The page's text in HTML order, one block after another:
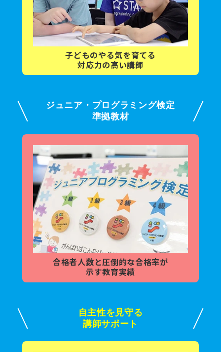
子どものやる気を育てる
対応力の高い講師
ジュニア・プログラミング検定
準拠教材
合格者人数と圧倒的な合格率が
示す教育実績
自主性を見守る
講師サポート